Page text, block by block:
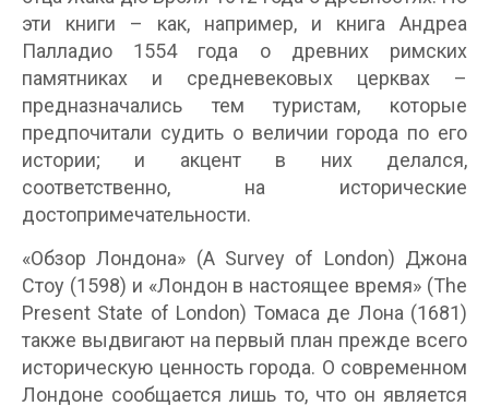
эти книги – как, например, и книга Андреа
Палладио 1554 года о древних римских
памятниках и средневековых церквах –
предназначались тем туристам, которые
предпочитали судить о величии города по его
истории; и акцент в них делался,
соответственно, на исторические
достопримечательности.
«Обзор Лондона» (A Survey of London) Джона
Стоу (1598) и «Лондон в настоящее время» (The
Present State of London) Томаса де Лона (1681)
также выдвигают на первый план прежде всего
историческую ценность города. О современном
Лондоне сообщается лишь то, что он является